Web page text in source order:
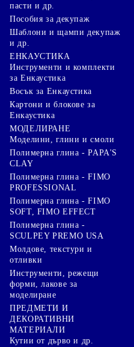
пасти и др.
Пособия за декупаж
Шаблони и щампи декупаж
и др.
ЕНКАУСТИКА
Инструменти и комплекти
за Енкаустика
Восък за Енкаустика
Картони и блокове за
Енкаустика
МОДЕЛИРАНЕ
Моделини, глини и смоли
Полимерна глина - PAPA'S
CLAY
Полимерна глина - FIMO
PROFESSIONAL
Полимерна глина - FIMO
SOFT, FIMO EFFECT
Полимерна глина -
SCULPEY PREMO USA
Молдове, текстури и
отливки
Инструменти, режещи
форми, лакове за
моделиране
ПРЕДМЕТИ И
ДЕКОРАТИВНИ
МАТЕРИАЛИ
Кутии от дърво и др.